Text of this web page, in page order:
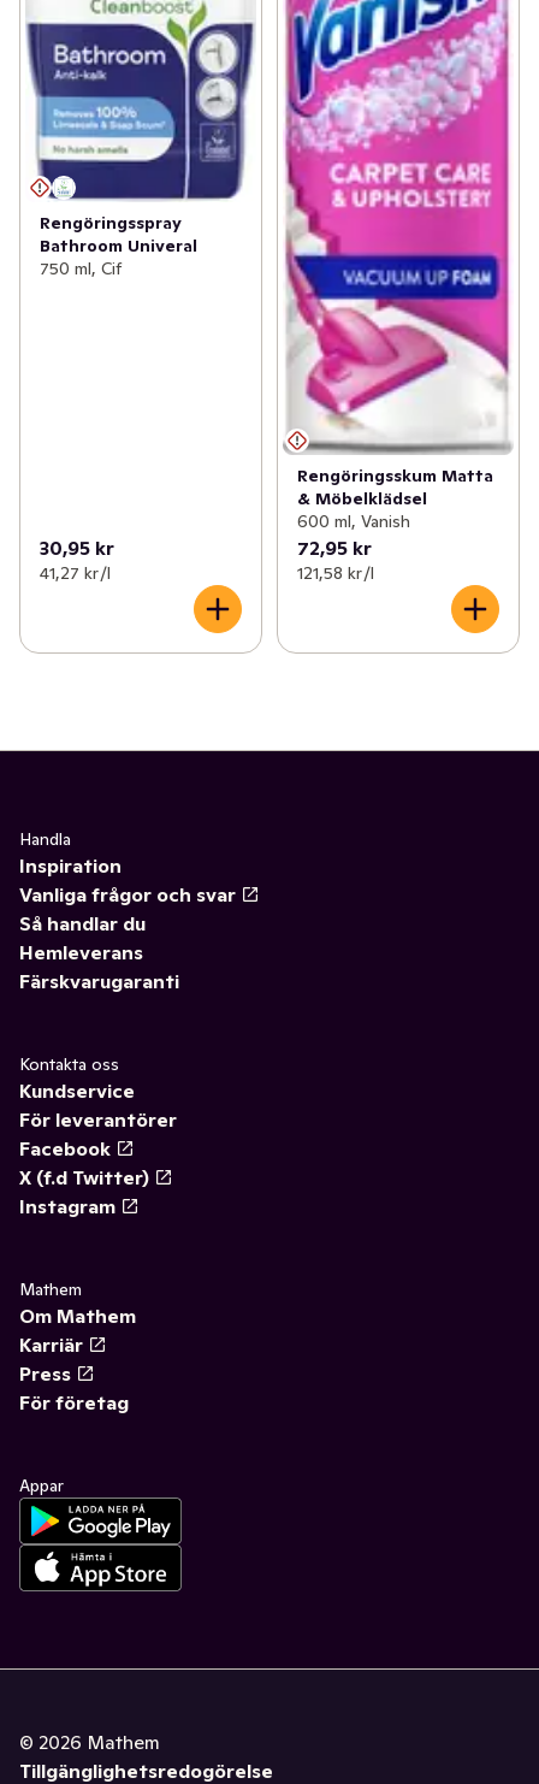
Rengöringsspray
Bathroom Univeral
750 ml, Cif
30,95 kr
41,27 kr /l
Rengöringsskum Matta
& Möbelklädsel
600 ml, Vanish
72,95 kr
121,58 kr /l
Handla
Inspiration
Vanliga frågor och svar
Så handlar du
Hemleverans
Färskvarugaranti
Kontakta oss
Kundservice
För leverantörer
Facebook
X (f.d Twitter)
Instagram
Mathem
Om Mathem
Karriär
Press
För företag
Appar
© 2026 Mathem
Tillgänglighetsredogörelse